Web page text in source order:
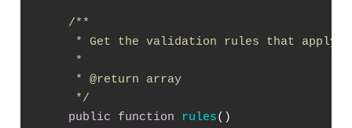
/**
* Get the validation rules that apply
     *
     *
@return array
     */
public
function rules( )